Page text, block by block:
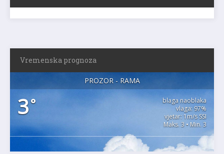
Vremenska prognoza
PROZOR - RAMA
3°
blaga naoblaka
vlaga: 97%
vjetar: 1m/s SSI
Maks. 3 • Min. 3